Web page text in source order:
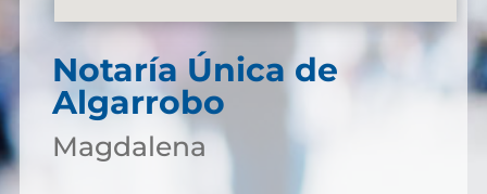
Notaría Única de
Algarrobo
Magdalena